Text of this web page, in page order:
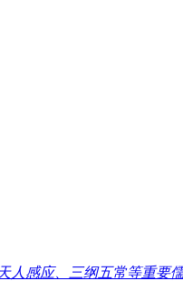
人感应、三纲五常等重要